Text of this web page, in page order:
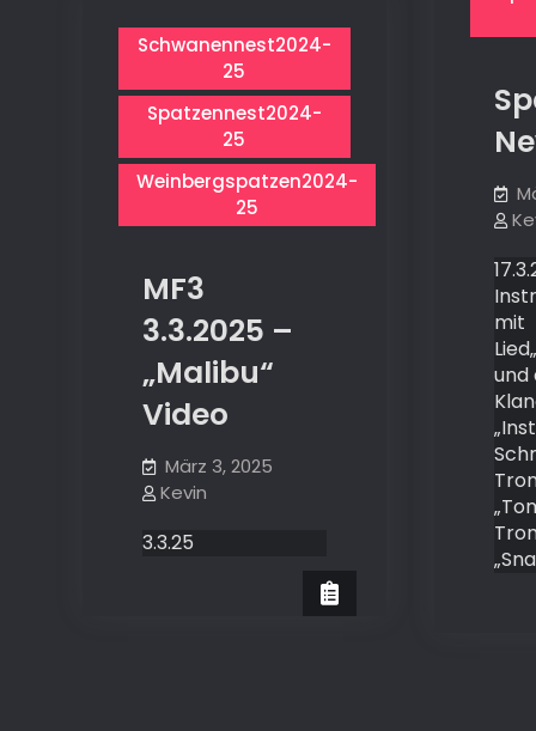
mit
und
Schwanennest2024-
25
Spatzennest2024-
25
Weinbergspatzen2024-
25
MF3
3.3.2025 –
„Malibu“
Video
März 3, 2025
Kevin
3.3.25